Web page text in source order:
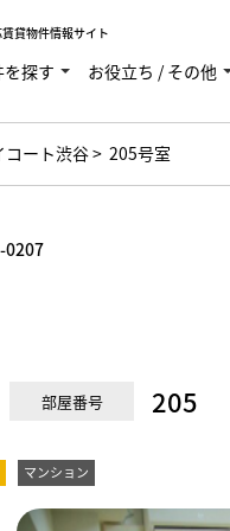
貸物件情報サイト
探す お役立ち / その他
コート渋谷> 205号室
0207
部屋番号 205
マンション